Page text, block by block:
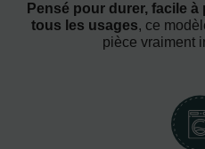
Pensé pour durer, facile
tous les usages, ce
pièce vraiment